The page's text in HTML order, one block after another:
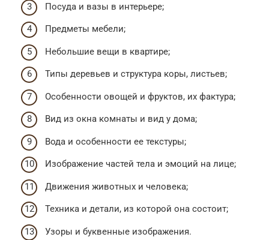
Посуда и вазы в интерьере;
Предметы мебели;
Небольшие вещи в квартире;
Типы деревьев и структура коры, листьев;
Особенности овощей и фруктов, их фактура;
Вид из окна комнаты и вид у дома;
Вода и особенности ее текстуры;
Изображение частей тела и эмоций на лице;
Движения животных и человека;
Техника и детали, из которой она состоит;
Узоры и буквенные изображения.